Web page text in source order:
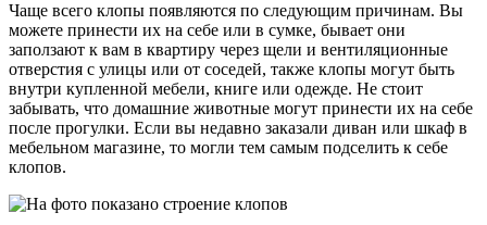
Чаще всего клопы появляются по следующим причинам. Вы
можете принести их на себе или в сумке, бывает они
заползают к вам в квартиру через щели и вентиляционные
отверстия с улицы или от соседей, также клопы могут быть
внутри купленной мебели, книге или одежде. Не стоит
забывать, что домашние животные могут принести их на себе
после прогулки. Если вы недавно заказали диван или шкаф в
мебельном магазине, то могли тем самым подселить к себе
клопов.